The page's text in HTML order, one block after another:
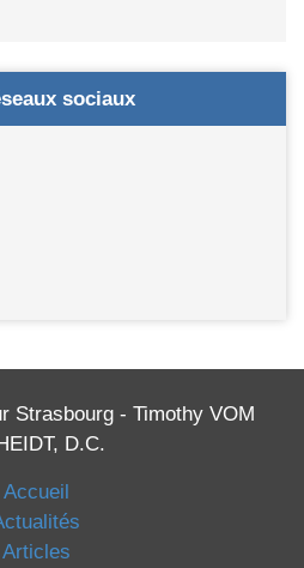
sociaux
Strasbourg - Timothy VOM
D.C.
Accueil
Articles